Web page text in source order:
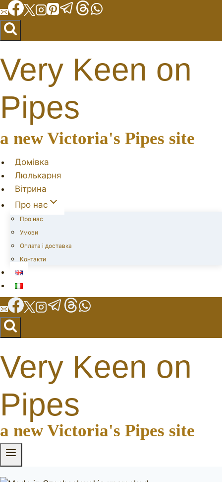
Перейти
до
вмісту
Very Keen on
Pipes
a new Victoria's Pipes site
Домівка
Люлькарня
Вітрина
Про нас
Про нас
Умови
Оплата і доставка
Контакти
Very Keen on
Pipes
a new Victoria's Pipes site